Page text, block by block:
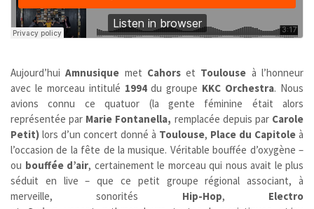
Aujourd’huiAmnusique met Cahorset Toulouse à l’honneur
avec le morceau intitulé 1994du groupe KKC Orchestra. Nous
avions connu ce quatuor (la gente féminine était alors
représentée par Marie Fontanella, remplacée depuis parCarole
Petit) lors d’un concert donné à Toulouse, Place du Capitole à
l’occasion de la fête de la musique. Véritable bouffée d’oxygène –
ou bouffée d’air, certainement le morceau qui nous avait le plus
séduit en live – que ce petit groupe régional associant, à
merveille, sonorités Hip-Hop, Electro